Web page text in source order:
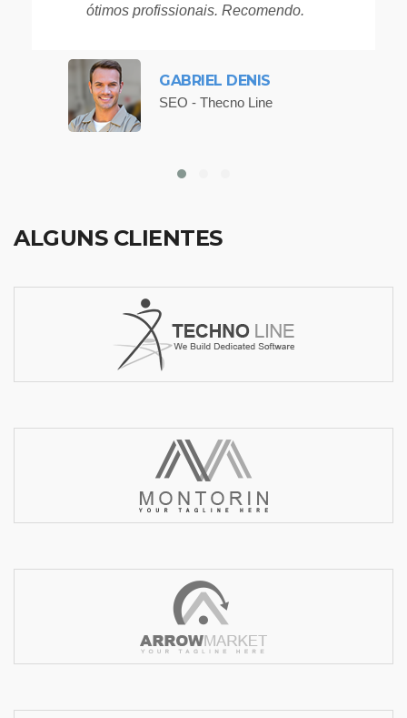
ótimos profissionais. Recomendo.
GABRIEL DENIS
SEO - Thecno Line
ALGUNS CLIENTES